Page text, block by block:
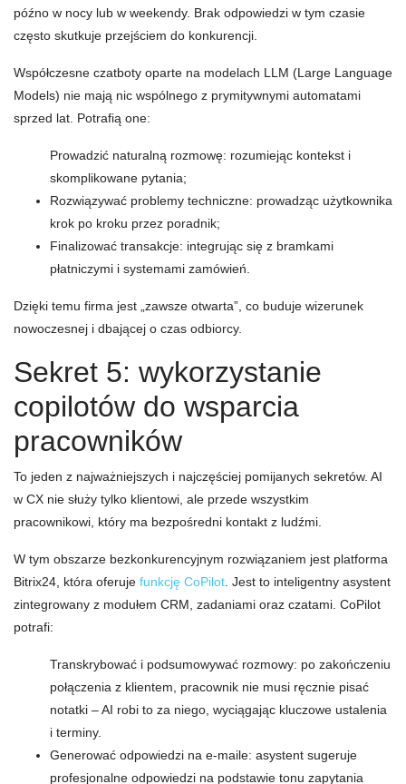
późno w nocy lub w weekendy. Brak odpowiedzi w tym czasie
często skutkuje przejściem do konkurencji.
Współczesne czatboty oparte na modelach LLM (Large Language
Models) nie mają nic wspólnego z prymitywnymi automatami
sprzed lat. Potrafią one:
Prowadzić naturalną rozmowę: rozumiejąc kontekst i
skomplikowane pytania;
Rozwiązywać problemy techniczne: prowadząc użytkownika
krok po kroku przez poradnik;
Finalizować transakcje: integrując się z bramkami
płatniczymi i systemami zamówień.
Dzięki temu firma jest „zawsze otwarta”, co buduje wizerunek
nowoczesnej i dbającej o czas odbiorcy.
Sekret 5: wykorzystanie
copilotów do wsparcia
pracowników
To jeden z najważniejszych i najczęściej pomijanych sekretów. AI
w CX nie służy tylko klientowi, ale przede wszystkim
pracownikowi, który ma bezpośredni kontakt z ludźmi.
W tym obszarze bezkonkurencyjnym rozwiązaniem jest platforma
Bitrix24, która oferuje funkcję CoPilot . Jest to inteligentny asystent
zintegrowany z modułem CRM, zadaniami oraz czatami. CoPilot
potrafi:
Transkrybować i podsumowywać rozmowy: po zakończeniu
połączenia z klientem, pracownik nie musi ręcznie pisać
notatki – AI robi to za niego, wyciągając kluczowe ustalenia
i terminy.
Generować odpowiedzi na e-maile: asystent sugeruje
profesjonalne odpowiedzi na podstawie tonu zapytania